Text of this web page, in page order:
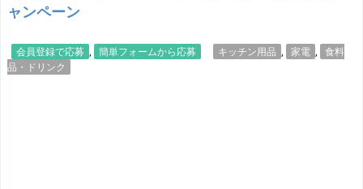
ャンペーン
会員登録で応募 , 簡単フォームから応募 キッチン用品 , 家電 , 食料
品・ドリンク